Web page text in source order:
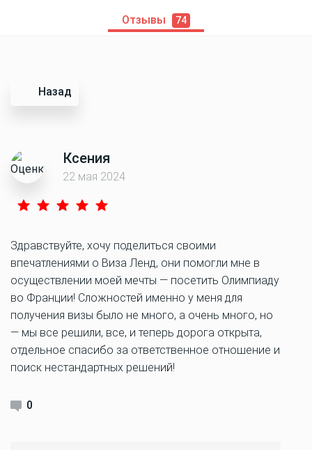
Отзывы 74
Назад
Ксения
22 мая 2024
Здравствуйте, хочу поделиться своими
впечатлениями о Виза Ленд, они помогли мне в
осуществлении моей мечты — посетить Олимпиаду
во Франции! Сложностей именно у меня для
получения визы было не много, а очень много, но
— мы все решили, все, и теперь дорога открыта,
отдельное спасибо за ответственное отношение и
поиск нестандартных решений!
0